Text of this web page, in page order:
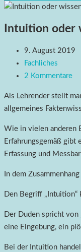
Intuition oder
9. August 2019
Fachliches
2 Kommentare
Als Lehrender stellt
allgemeines
Wie in vielen anderen
Erfahrungsgemäß gibt
Erfassung und
In dem
Den Begriff „Intuition“
Der Duden spricht von
eine Eingebung, ein
Bei der Intuition